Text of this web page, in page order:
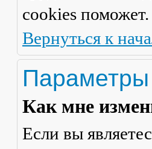
cookies поможет.
Вернуться к
Параметры
Как мне
Если вы